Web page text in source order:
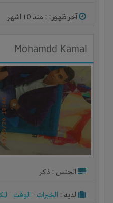
آخر ظهور: : منذ 10 اشهر
Mohamdd Kamal
الجنس : ذكر
لديـه : الخبرات - الوقت -